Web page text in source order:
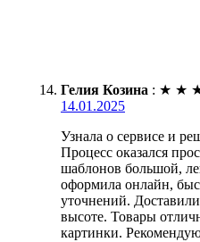
Гелия Козина : ★ ★
14.01.2025
Узнала о сервисе и
Процесс оказался
шаблонов большой,
оформила онлайн,
уточнений.
высоте. Товары
картинки.